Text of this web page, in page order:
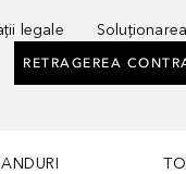
legale
RETRAGEREA